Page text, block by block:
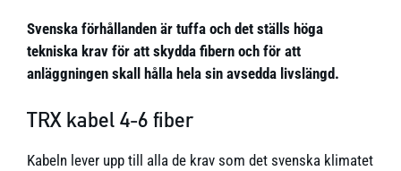
Svenska förhållanden är tuffa och det ställs höga
tekniska krav för att skydda fibern och för att
anläggningen skall hålla hela sin avsedda livslängd.
TRX kabel 4-6 fiber
Kabeln lever upp till alla de krav som det svenska klimatet